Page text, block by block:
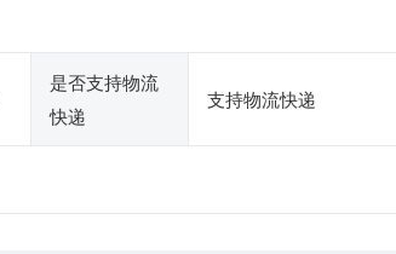
是否支持物流
快递
支持物流快递